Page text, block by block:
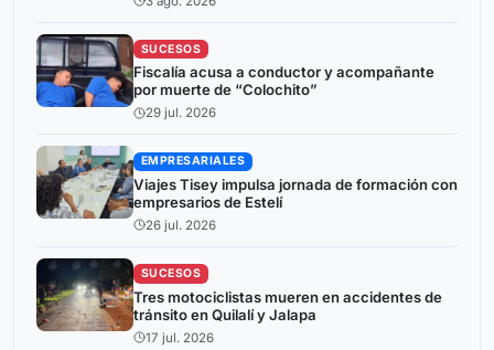
SUCESOS
Fiscalía acusa a conductor y acompañante
por muerte de “Colochito”
29 jul. 2026
EMPRESARIALES
Viajes Tisey impulsa jornada de formación con
empresarios de Estelí
26 jul. 2026
SUCESOS
Tres motociclistas mueren en accidentes de
tránsito en Quilalí y Jalapa
17 jul. 2026